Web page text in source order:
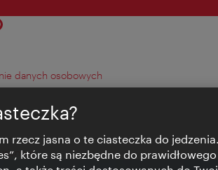
danych osobowych
rzecz jasna o te ciasteczka do
które są niezbędne do